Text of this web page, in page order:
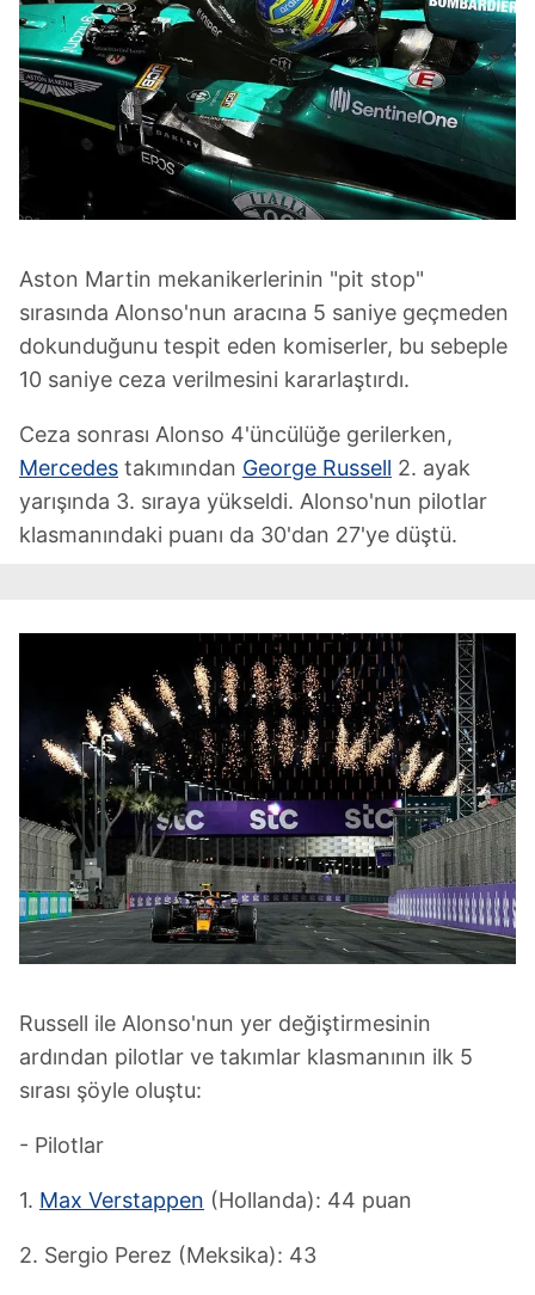
Aston Martin mekanikerlerinin "pit stop"
sırasında Alonso'nun aracına 5 saniye geçmeden
dokunduğunu tespit eden komiserler, bu sebeple
10 saniye ceza verilmesini kararlaştırdı.
Ceza sonrası Alonso 4'üncülüğe gerilerken,
Mercedes takımından George Russell 2. ayak
yarışında 3. sıraya yükseldi. Alonso'nun pilotlar
klasmanındaki puanı da 30'dan 27'ye düştü.
Russell ile Alonso'nun yer değiştirmesinin
ardından pilotlar ve takımlar klasmanının ilk 5
sırası şöyle oluştu:
- Pilotlar
1. Max Verstappen (Hollanda): 44 puan
2. Sergio Perez (Meksika): 43